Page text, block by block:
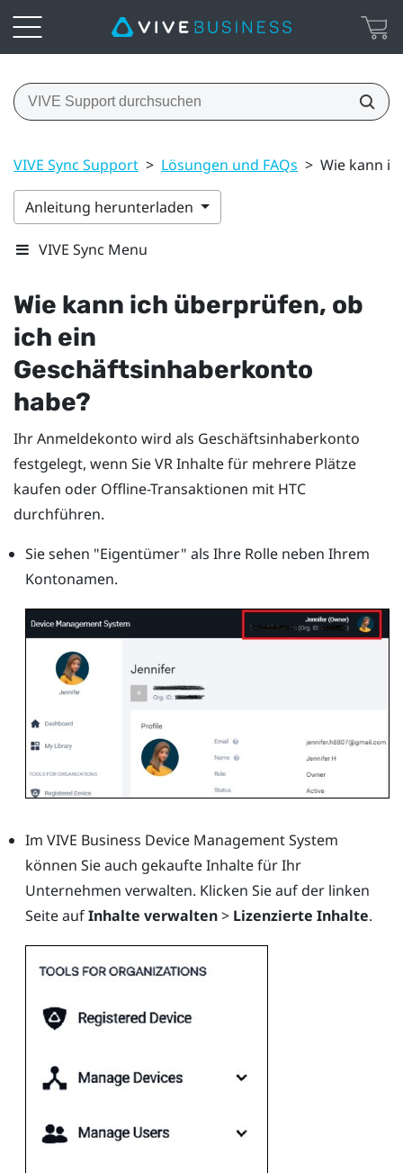
VIVE Sync Support > Lösungen und FAQs > Wie kann
Anleitung herunterladen
VIVE Sync Menu
Wie kann ich überprüfen, ob
ich ein
Geschäftsinhaberkonto
habe?
Ihr Anmeldekonto wird als Geschäftsinhaberkonto
festgelegt, wenn Sie VR Inhalte für mehrere Plätze
kaufen oder Offline-Transaktionen mit HTC
durchführen.
Sie sehen "‍Eigentümer"‍ als Ihre Rolle neben Ihrem
Kontonamen.
Im VIVE Business Device Management System
können Sie auch gekaufte Inhalte für Ihr
Unternehmen verwalten. Klicken Sie auf der linken
Seite aufInhalte verwalten> Lizenzierte Inhalte.